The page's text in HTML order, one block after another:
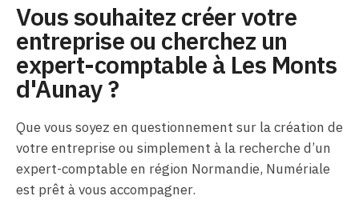
Vous souhaitez créer votre
entreprise ou cherchez un
expert-comptable à Les Monts
d'Aunay ?
Que vous soyez en questionnement sur la création de
votre entreprise ou simplement à la recherche d’un
expert-comptable en région Normandie, Numériale
est prêt à vous accompagner.